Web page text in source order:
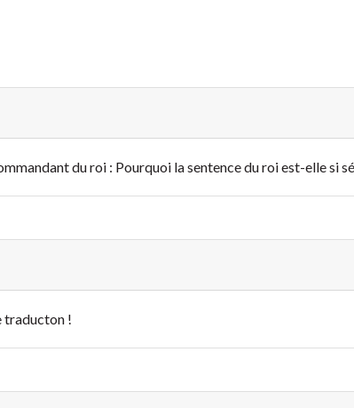
du roi : Pourquoi la sentence du roi est-elle si
traducton !